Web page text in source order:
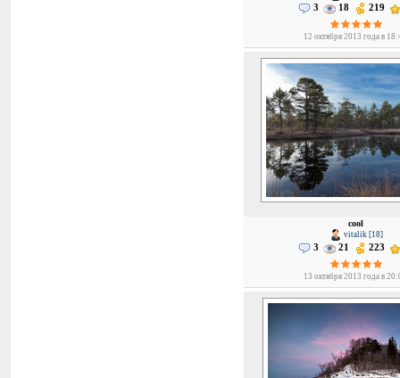
3 18 219
12 октября 2013 года в
cool
vitalik [18]
3 21 223
13 октября 2013 года в